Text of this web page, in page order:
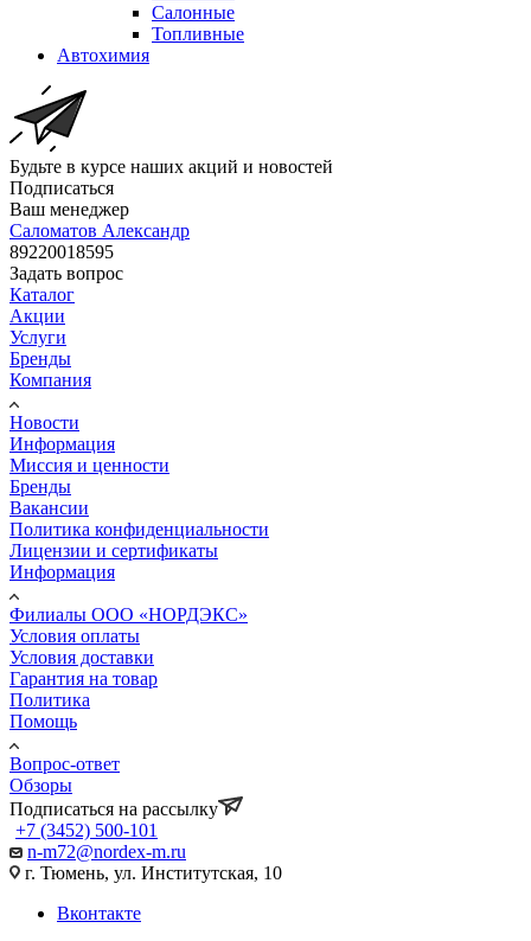
Салонные
Топливные
Автохимия
Будьте в курсе наших акций и новостей
Подписаться
Ваш менеджер
Саломатов Александр
89220018595
Задать вопрос
Каталог
Акции
Услуги
Бренды
Компания
Новости
Информация
Миссия и ценности
Бренды
Вакансии
Политика конфиденциальности
Лицензии и сертификаты
Информация
Филиалы ООО «НОРДЭКС»
Условия оплаты
Условия доставки
Гарантия на товар
Политика
Помощь
Вопрос-ответ
Обзоры
Подписаться на рассылку
+7 (3452) 500-101
n-m72@nordex-m.ru
г. Тюмень, ул. Институтская, 10
Вконтакте